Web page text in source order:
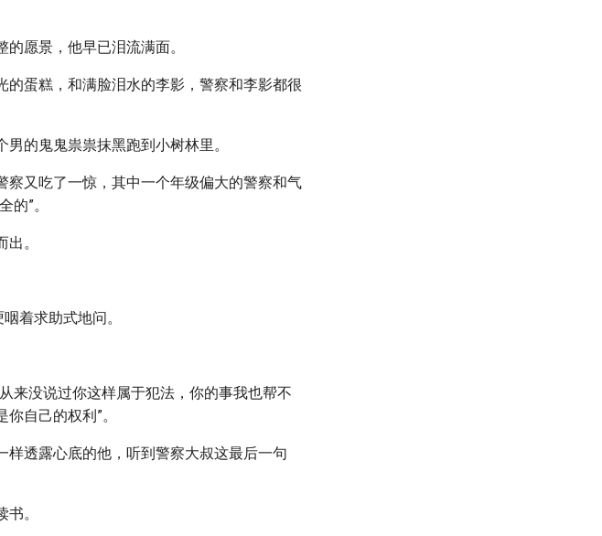
愿景，他早已泪流满面。
蛋糕，和满脸泪水的李影，警察和李影都很
的鬼鬼祟祟抹黑跑到小树林里。
又吃了一惊，其中一个年级偏大的警察和气
的”。
。
着求助式地问。
来没说过你这样属于犯法，你的事我也帮不
自己的权利”。
透露心底的他，听到警察大叔这最后一句
。